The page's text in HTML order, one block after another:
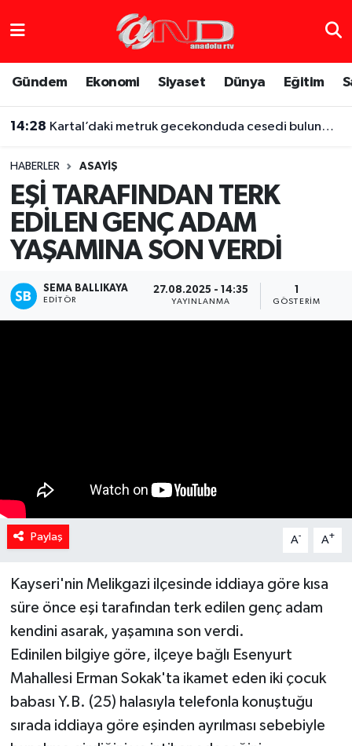
Gündem Ekonomi Siyaset Dünya Eğitim
14:28 Kartal’daki metruk gecekonduda cesedi bulunmuştu, iş arkadaşı altınları için boğarak öldürmüş
HABERLER ASAYIŞ
EŞİ TARAFINDAN TERK
EDİLEN GENÇ ADAM
YAŞAMINA SON VERDİ
SEMA BALLIKAYA
EDITÖR
27.08.2025 - 14:35
YAYINLANMA
1
GÖSTERIM
Paylaş A- A+
Kayseri'nin Melikgazi ilçesinde iddiaya göre kısa
süre önce eşi tarafından terk edilen genç adam
kendini asarak, yaşamına son verdi.
Edinilen bilgiye göre, ilçeye bağlı Esenyurt
Mahallesi Erman Sokak'ta ikamet eden iki çocuk
babası Y.B. (25) halasıyla telefonla konuştuğu
sırada iddiaya göre eşinden ayrılması sebebiyle
Eğlence
Ekonomi
Gündem
Sağlık
Yeme & İçme
Tüm Manşetler
Son Dakika Haberleri
Haber Arşivi